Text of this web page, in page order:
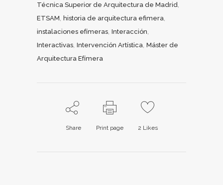
Técnica Superior de Arquitectura de Madrid
ETSAM historia de arquitectura efimera
instalaciones efímeras Interacción
Interactivas Intervención Artística Máster de
Arquitectura Efímera
Share Print page 2 Likes